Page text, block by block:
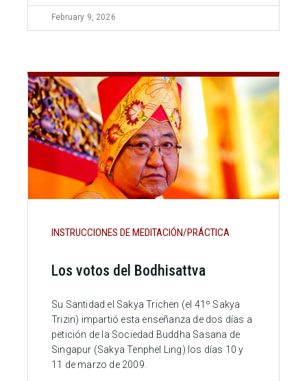
February 9, 2026
INSTRUCCIONES DE MEDITACIÓN/PRÁCTICA
Los votos del Bodhisattva
Su Santidad el Sakya Trichen (el 41º Sakya
Trizin) impartió esta enseñanza de dos días a
petición de la Sociedad Buddha Sasana de
Singapur (Sakya Tenphel Ling) los días 10 y
11 de marzo de 2009.